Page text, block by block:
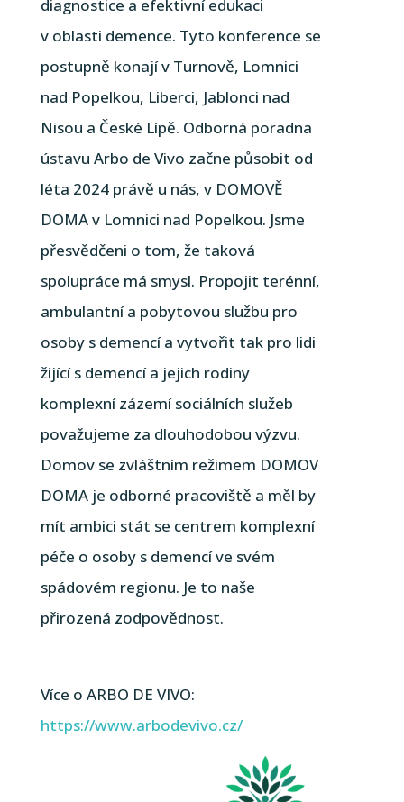
diagnostice a efektivní edukaci
v oblasti demence. Tyto konference se
postupně konají v Turnově, Lomnici
nad Popelkou, Liberci, Jablonci nad
Nisou a České Lípě. Odborná poradna
ústavu Arbo de Vivo začne působit od
léta 2024 právě u nás, v DOMOVĚ
DOMA v Lomnici nad Popelkou. Jsme
přesvědčeni o tom, že taková
spolupráce má smysl. Propojit terénní,
ambulantní a pobytovou službu pro
osoby s demencí a vytvořit tak pro lidi
žijící s demencí a jejich rodiny
komplexní zázemí sociálních služeb
považujeme za dlouhodobou výzvu.
Domov se zvláštním režimem DOMOV
DOMA je odborné pracoviště a měl by
mít ambici stát se centrem komplexní
péče o osoby s demencí ve svém
spádovém regionu. Je to naše
přirozená zodpovědnost.
Více o ARBO DE VIVO:
https://www.arbodevivo.cz/